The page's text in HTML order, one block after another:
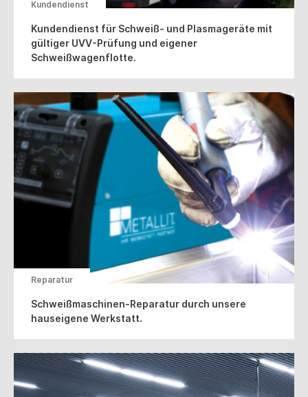
Kundendienst
Kundendienst für Schweiß- und Plasmageräte mit
gültiger UVV-Prüfung und eigener
Schweißwagenflotte.
Reparatur
Schweißmaschinen-Reparatur durch unsere
hauseigene Werkstatt.